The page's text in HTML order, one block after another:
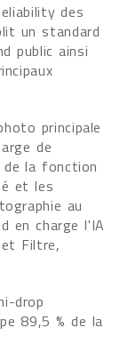
des
un standard
public ainsi
principale
de
la fonction
et les
au
en charge l'IA
Filtre,
drop
89,5 % de la